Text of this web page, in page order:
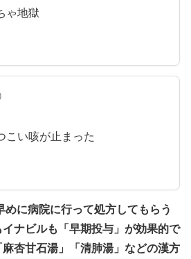
ゃ地獄
こい咳が止まった
に病院に行って処方してもらう
ナビルも「早期投与」が効果的で
杏甘石湯」「清肺湯」などの漢方